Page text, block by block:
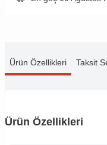
Ürün Özellikleri Taksit
Ürün Özellikleri